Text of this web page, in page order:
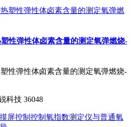
塑性弹性体卤素含量的测定氧弹燃烧-
塑性弹性体卤素含量的测定氧弹燃烧-
科技 36048